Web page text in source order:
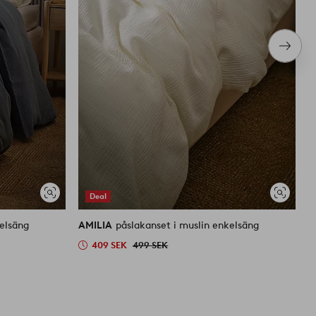
Visa
liknande
Deal
Visa
liknande
AMILIA påslakanset i muslin enkelsäng
409 SEK 499 SEK
Nästa